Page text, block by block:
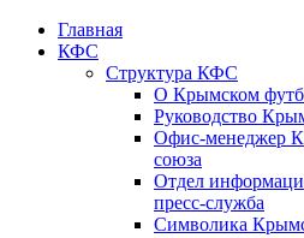
Главная
КФС
Структура КФС
О Крымском
Руководство
Офис-менеджер
союза
Отдел
пресс-служба
Символика